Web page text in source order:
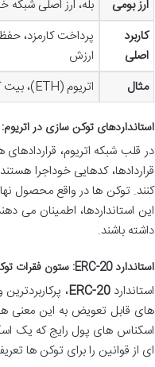
ارز بومی بله، ارز اصلی
کاربرد
اصلی
پرداخت کارمزد،
ارزش
مثال
اتریوم (ETH)، بیت کوین (BTC)
استانداردهای توکن سازی در
قراردادها، کدهایی خوداجرا
کنند. توکن ها در واقع محصول
این استانداردها، اطمینان می
داشته باشند.
استاندارد ERC-20: ستون فقرات توکن های قابل تعویض (Fungible Tokens)
استانداردERC-20،
های قابل تعویض به این معنی
ای از قوانین را برای توکن ها